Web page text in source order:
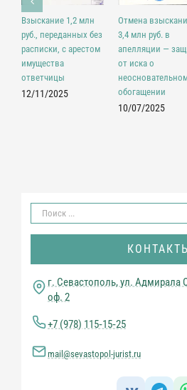
Взыскание 1,2 млн
руб., переданных без
расписки, с арестом
имущества
ответчицы
12/11/2025
Отмена
3,4 млн руб. в
апелляции —
от иска о
обогащении
10/07/2025
Результат
поиска:
г. Севастополь, ул. Адмирала
оф. 2
+7 (978) 115‑15‑25
mail@sevastopol-jurist.ru